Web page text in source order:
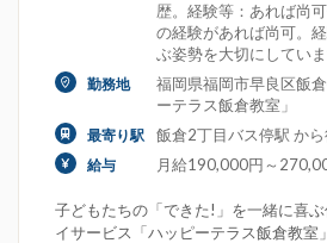
歴。経験等：あれば尚
の経験があれば尚可。
ぶ姿勢を大切にしていま
勤務地
福岡県福岡市早良区飯
ーテラス飯倉教室」
最寄り駅 飯倉2丁目バス停駅 か
給与 月給190,000円～
子どもたちの「できた!」を一緒に喜
イサービス「ハッピーテラス飯倉教室